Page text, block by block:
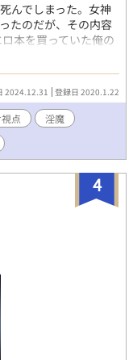
んでしまった。女神
たのだが、その内容
本を買っていた俺の
ュバスに転生させ
に、 いわゆる総受け
ーに性的な意味で襲
弟やドSな勇者様、術
にいきなり求婚して
なかった愛情と快
を決めた。 人間の女
いと言い訳して、淫
はなくインキュバス
に溺れていく。
注意 ※攻めが複
ることがある。な
いいよ！ 酷い目に
・ストーリー共にほ
己満足です。
2024.12.31 登録日 2020.1.22
点
淫魔
4